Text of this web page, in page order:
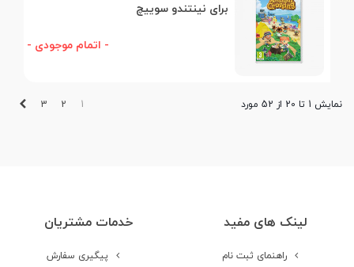
برای نینتندو سوییچ
- اتمام موجودی -
نمایش 1 تا 20 از 52 مورد 1
2
3
لینک های مفید
راهنمای ثبت نام
خدمات مشتریان
پیگیری سفارش